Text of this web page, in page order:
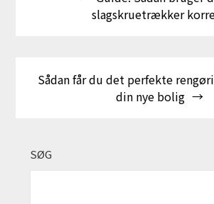
slagskruetrækker
Sådan får du det perfekte
din nye bolig
SØG